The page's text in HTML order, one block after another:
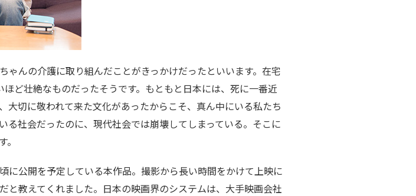
んの介護に取り組んだことがきっかけだったといいます。在宅
ど壮絶なものだったそうです。もともと日本には、死に一番近
切に敬われて来た文化があったからこそ、真ん中にいる私たち
社会だったのに、現代社会では崩壊してしまっている。そこに
に公開を予定している本作品。撮影から長い時間をかけて上映に
と教えてくれました。日本の映画界のシステムは、大手映画会社